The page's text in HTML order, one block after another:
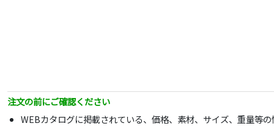
注文の前にご確認ください
WEBカタログに掲載されている、価格、素材、サイズ、重量等